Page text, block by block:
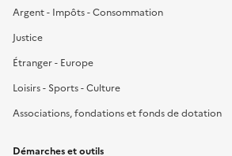
Argent - Impôts - Consommation
Justice
Étranger - Europe
Loisirs - Sports - Culture
Associations, fondations et fonds de dotation
Démarches et outils